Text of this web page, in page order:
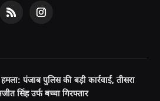
हमला: पंजाब पुलिस की बड़ी कार्रवाई, तीसरा
सिंह उर्फ बच्चा गिरफ्तार